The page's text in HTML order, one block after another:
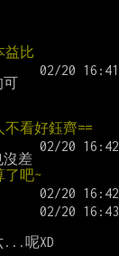
益比
可
看好鈺齊==
吧~
...呢XD